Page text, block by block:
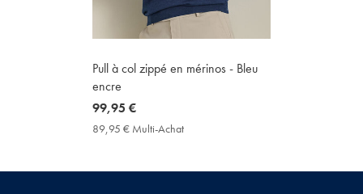
Pull à col zippé en mérinos - Bleu
encre
now
99,95
99,95 €
89,95 € Multi-Achat
Achat